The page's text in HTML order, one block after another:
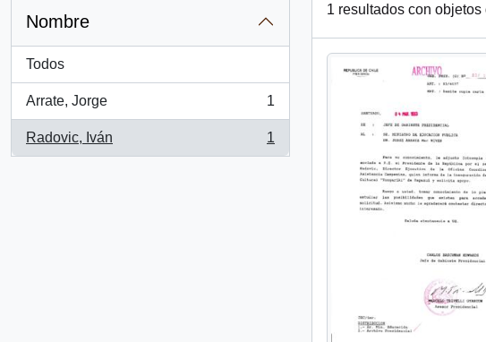
Nombre
Todos
Arrate, Jorge
, 1 resultados
1
Radovic, Iván
, 1 resultados
1
1 resultados con objetos